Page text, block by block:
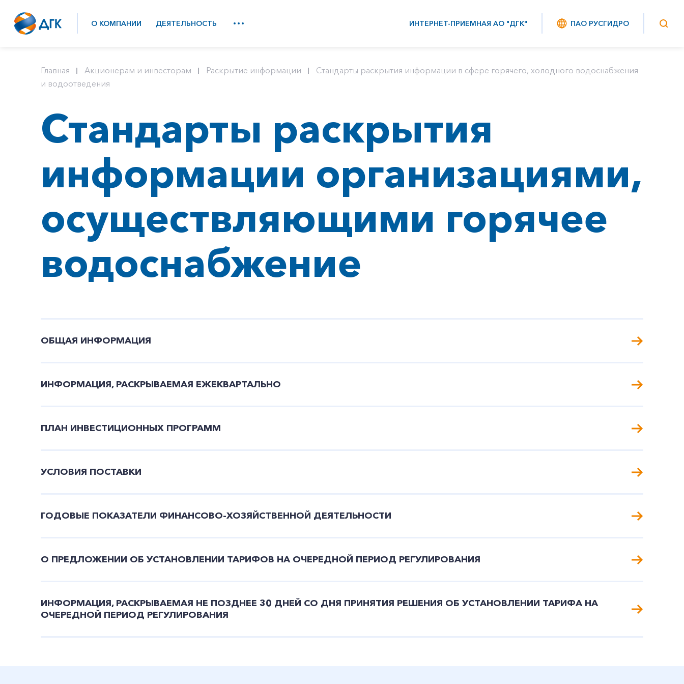
О КОМПАНИИ ДЕЯТЕЛЬНОСТЬ ИНТЕРНЕТ-ПРИЕМНАЯ АО "ДГК" ПАО РУСГИДРО
Главная Акционерам и инвесторам Раскрытие информации
Стандарты раскрытия информации в сфере горячего, холодного водоснабжения
и водоотведения
Стандарты раскрытия
информации организациями,
осуществляющими горячее
водоснабжение
ОБЩАЯ ИНФОРМАЦИЯ
ИНФОРМАЦИЯ, РАСКРЫВАЕМАЯ ЕЖЕКВАРТАЛЬНО
ПЛАН ИНВЕСТИЦИОННЫХ ПРОГРАММ
УСЛОВИЯ ПОСТАВКИ
ГОДОВЫЕ ПОКАЗАТЕЛИ ФИНАНСОВО-ХОЗЯЙСТВЕННОЙ ДЕЯТЕЛЬНОСТИ
О ПРЕДЛОЖЕНИИ ОБ УСТАНОВЛЕНИИ ТАРИФОВ НА ОЧЕРЕДНОЙ ПЕРИОД РЕГУЛИРОВАНИЯ
ИНФОРМАЦИЯ, РАСКРЫВАЕМАЯ НЕ ПОЗДНЕЕ 30 ДНЕЙ СО ДНЯ ПРИНЯТИЯ РЕШЕНИЯ ОБ УСТАНОВЛЕНИИ ТАРИФА НА
ОЧЕРЕДНОЙ ПЕРИОД РЕГУЛИРОВАНИЯ